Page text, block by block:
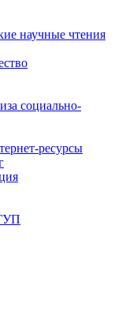
научные чтения
социально-
ресурсы